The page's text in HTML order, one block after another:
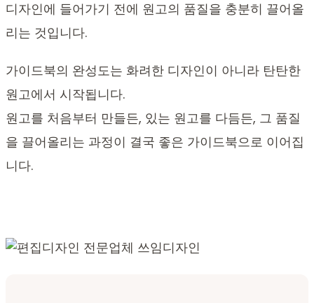
디자인에 들어가기 전에 원고의 품질을 충분히 끌어올
리는 것입니다.
가이드북의 완성도는 화려한 디자인이 아니라 탄탄한
원고에서 시작됩니다.
원고를 처음부터 만들든, 있는 원고를 다듬든, 그 품질
을 끌어올리는 과정이 결국 좋은 가이드북으로 이어집
니다.